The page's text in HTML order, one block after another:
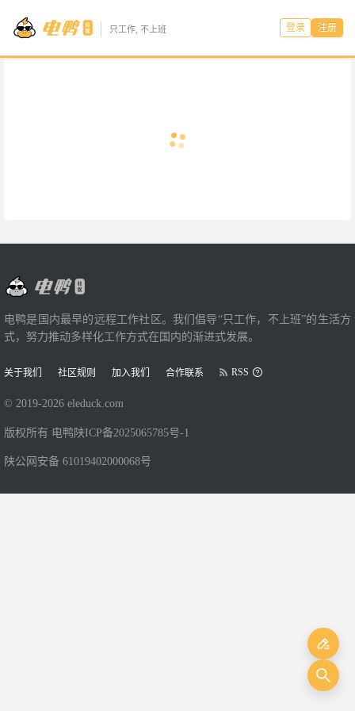
只工作, 不上班 登录 注册
电鸭是国内最早的远程工作社区。我们倡导“只工作，不上班”的生活方
式，努力推动多样化工作方式在国内的渐进式发展。
关于我们 社区规则 加入我们 合作联系 RSS
© 2019-2026 eleduck.com
版权所有 电鸭 陕ICP备2025065785号-1
陕公网安备 61019402000068号